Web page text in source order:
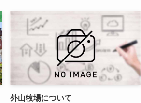
外山牧場について